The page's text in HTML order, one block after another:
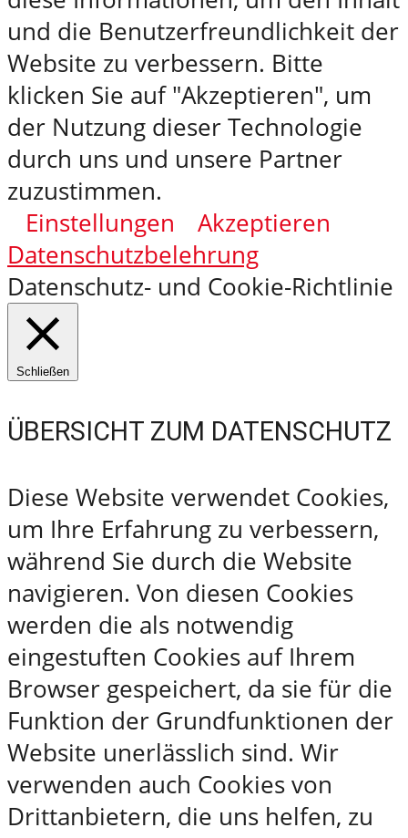
und die Benutzerfreundlichkeit der
Website zu verbessern. Bitte
klicken Sie auf "Akzeptieren", um
der Nutzung dieser Technologie
durch uns und unsere Partner
zuzustimmen.
Einstellungen
Akzeptieren
Datenschutzbelehrung
Datenschutz- und Cookie-Richtlinie
Schließen
ÜBERSICHT ZUM DATENSCHUTZ
Diese Website verwendet Cookies,
um Ihre Erfahrung zu verbessern,
während Sie durch die Website
navigieren. Von diesen Cookies
werden die als notwendig
eingestuften Cookies auf Ihrem
Browser gespeichert, da sie für die
Funktion der Grundfunktionen der
Website unerlässlich sind. Wir
verwenden auch Cookies von
Drittanbietern, die uns helfen, zu